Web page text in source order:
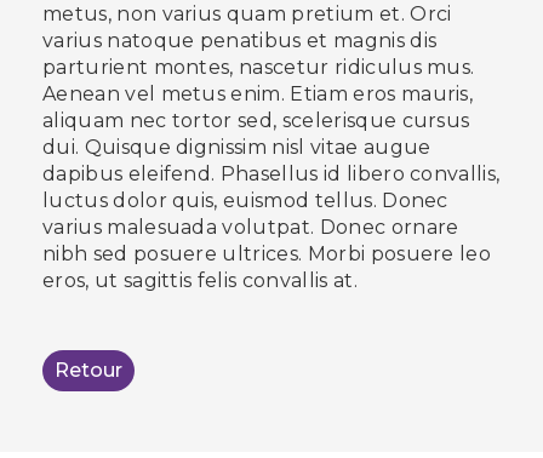
metus, non varius quam pretium et. Orci
varius natoque penatibus et magnis dis
parturient montes, nascetur ridiculus mus.
Aenean vel metus enim. Etiam eros mauris,
aliquam nec tortor sed, scelerisque cursus
dui. Quisque dignissim nisl vitae augue
dapibus eleifend. Phasellus id libero convallis,
luctus dolor quis, euismod tellus. Donec
varius malesuada volutpat. Donec ornare
nibh sed posuere ultrices. Morbi posuere leo
eros, ut sagittis felis convallis at.
Retour